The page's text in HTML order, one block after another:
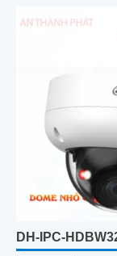
xe giúp cảnh báo
DH-IPC-